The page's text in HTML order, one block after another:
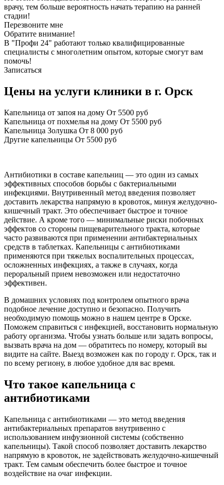
врачу, тем больше вероятность начать терапию на ранней
стадии!
Перезвоните мне
Обратите внимание!
В "Профи 24" работают только квалифицированные
специалисты с многолетним опытом, которые смогут вам
помочь!
Записаться
Цены на услуги клиники в г. Орск
Капельница от запоя на дому От 5500 руб
Капельница от похмелья на дому От 5500 руб
Капельница Золушка От 8 000 руб
Другие капельницы От 5500 руб
Антибиотики в составе капельниц — это один из самых
эффективных способов борьбы с бактериальными
инфекциями. Внутривенный метод введения позволяет
доставить лекарства напрямую в кровоток, минуя желудочно-
кишечный тракт. Это обеспечивает быстрое и точное
действие. А кроме того — минимальные риски побочных
эффектов со стороны пищеварительного тракта, которые
часто развиваются при применении антибактериальных
средств в таблетках. Капельницы с антибиотиками
применяются при тяжелых воспалительных процессах,
осложненных инфекциях, а также в случаях, когда
пероральный прием невозможен или недостаточно
эффективен.
В домашних условиях под контролем опытного врача
подобное лечение доступно и безопасно. Получить
необходимую помощь можно в нашем центре в Орске.
Поможем справиться с инфекцией, восстановить нормальную
работу организма. Чтобы узнать больше или задать вопросы,
вызвать врача на дом — обратитесь по номеру, который вы
видите на сайте. Выезд возможен как по городу г. Орск, так и
по всему региону, в любое удобное для вас время.
Что такое капельница с
антибиотиками
Капельница с антибиотиками — это метод введения
антибактериальных препаратов внутривенно с
использованием инфузионной системы (собственно
капельницы). Такой способ позволяет доставить лекарство
напрямую в кровоток, не задействовать желудочно-кишечный
тракт. Тем самым обеспечить более быстрое и точное
воздействие на очаг инфекции.